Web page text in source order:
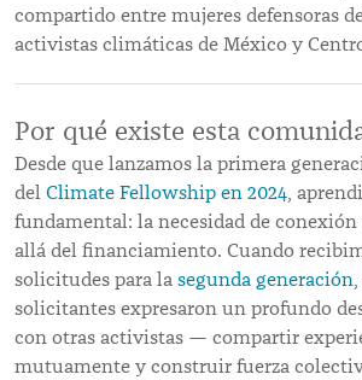
compartido entre mujeres defensoras
activistas climáticas de México y
Por qué existe esta
Desde que lanzamos la primera
del Climate Fellowship en 2024,
fundamental: la necesidad de
allá del financiamiento. Cuando
solicitudes para la segunda generación
solicitantes expresaron un profundo
con otras activistas — compartir
mutuamente y construir fuerza